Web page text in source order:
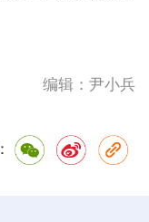
编辑：尹小兵